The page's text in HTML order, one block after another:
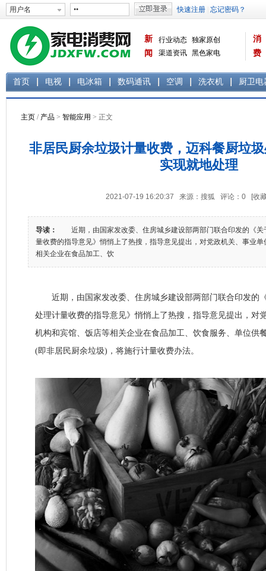
新
闻
行业动态 独家原创
渠道资讯 黑色家电
消
费
首页 电视 电冰箱 数码通讯 空调 洗衣机 厨卫电
主页 / 产品 > 智能应用 > 正文
非居民厨余垃圾计量收费，迈科餐厨垃
实现就地处理
2021-07-19 16:20:37 来源：搜狐 评论： 0 [收
导读：
近期，由国家发改委、住房城乡建设部两部门联合印发的《关
量收费的指导意见》悄悄上了热搜，指导意见提出，对党政机关、事业
相关企业在食品加工、饮
近期，由国家发改委、住房城乡建设部两部门联合印发的
处理计量收费的指导意见》悄悄上了热搜，指导意见提出，对
机构和宾馆、饭店等相关企业在食品加工、饮食服务、单位供
(即非居民厨余垃圾)，将施行计量收费办法。